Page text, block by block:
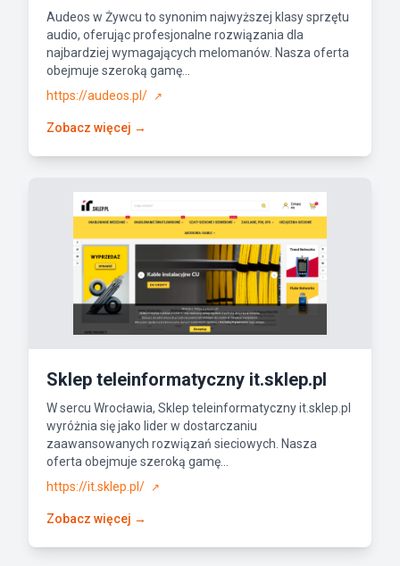
Audeos w Żywcu to synonim najwyższej klasy sprzętu
audio, oferując profesjonalne rozwiązania dla
najbardziej wymagających melomanów. Nasza oferta
obejmuje szeroką gamę...
https://audeos.pl/
↗
Zobacz więcej →
Sklep teleinformatyczny it.sklep.pl
W sercu Wrocławia, Sklep teleinformatyczny it.sklep.pl
wyróżnia się jako lider w dostarczaniu
zaawansowanych rozwiązań sieciowych. Nasza
oferta obejmuje szeroką gamę...
https://it.sklep.pl/
↗
Zobacz więcej →